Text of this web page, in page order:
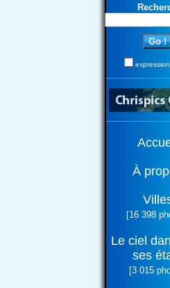
À
[16 398
Le ciel
ses
[3 015